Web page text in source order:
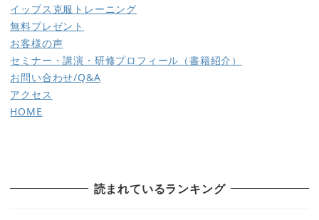
イップス克服トレーニング
無料プレゼント
お客様の声
セミナー・講演・研修プロフィール（書籍紹介）
お問い合わせ/Q&A
アクセス
HOME
読まれているランキング